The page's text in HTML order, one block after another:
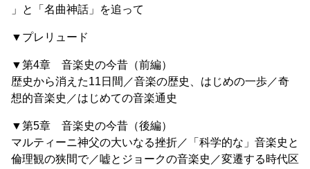
」と「名曲神話」を追って
▼プレリュード
▼第4章 音楽史の今昔（前編）
歴史から消えた11日間／音楽の歴史、はじめの一歩／奇
想的音楽史／はじめての音楽通史
▼第5章 音楽史の今昔（後編）
マルティーニ神父の大いなる挫折／「科学的な」音楽史と
倫理観の狭間で／嘘とジョークの音楽史／変遷する時代区